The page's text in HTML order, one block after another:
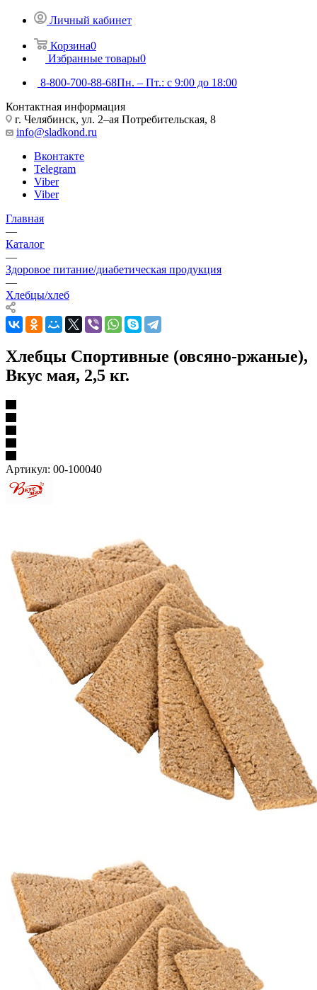
Личный кабинет
Корзина0
Избранные товары0
8-800-700-88-68Пн. – Пт.: с 9:00 до 18:00
Контактная информация
г. Челябинск, ул. 2–ая Потребительская, 8
info@sladkond.ru
Вконтакте
Telegram
Viber
Viber
Главная
—
Каталог
—
Здоровое питание/диабетическая продукция
—
Хлебцы/хлеб
Хлебцы Спортивные (овсяно-ржаные),
Вкус мая, 2,5 кг.
Артикул: 00-100040